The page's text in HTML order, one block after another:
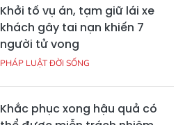
Khởi tố vụ án, tạm giữ lái xe
khách gây tai nạn khiến 7
người tử vong
PHÁP LUẬT ĐỜI SỐNG
Khắc phục xong hậu quả có